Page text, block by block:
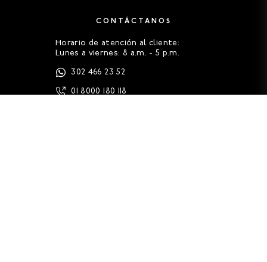
CONTÁCTANOS
Horario de atención al cliente:
Lunes a viernes: 8 a.m. - 5 p.m.
302 466 23 52
01 8000 180 118